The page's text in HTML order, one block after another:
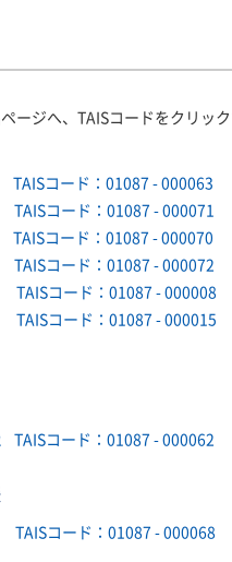
ージへ、TAISコードをクリッ
TAISコード：01087 - 000063
TAISコード：01087 - 000071
TAISコード：01087 - 000070
TAISコード：01087 - 000072
TAISコード：01087 - 000008
TAISコード：01087 - 000015
TAISコード：01087 - 000062
TAISコード：01087 - 000068